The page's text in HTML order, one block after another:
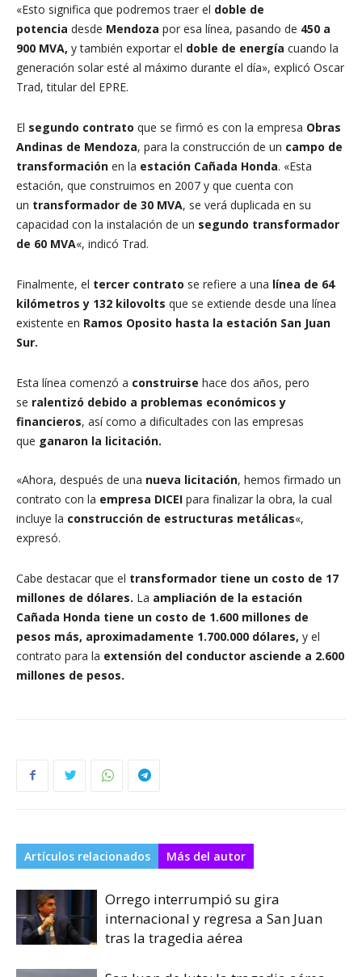
«Esto significa que podremos traer el doble de
potencia desde Mendoza por esa línea, pasando de 450 a
900 MVA, y también exportar el doble de energía cuando la
generación solar esté al máximo durante el día», explicó Oscar
Trad, titular del EPRE.
El segundo contrato que se firmó es con la empresa Obras
Andinas de Mendoza, para la construcción de un campo de
transformación en la estación Cañada Honda. «Esta
estación, que construimos en 2007 y que cuenta con
un transformador de 30 MVA, se verá duplicada en su
capacidad con la instalación de un segundo transformador
de 60 MVA«, indicó Trad.
Finalmente, el tercer contrato se refiere a una línea de 64
kilómetros y 132 kilovolts que se extiende desde una línea
existente en Ramos Oposito hasta la estación San Juan
Sur.
Esta línea comenzó a construirse hace dos años, pero
se ralentizó debido a problemas económicos y
financieros, así como a dificultades con las empresas
que ganaron la licitación.
«Ahora, después de una nueva licitación, hemos firmado un
contrato con la empresa DICEI para finalizar la obra, la cual
incluye la construcción de estructuras metálicas«,
expresó.
Cabe destacar que el transformador tiene un costo de 17
millones de dólares. La ampliación de la estación
Cañada Honda tiene un costo de 1.600 millones de
pesos más, aproximadamente 1.700.000 dólares, y el
contrato para la extensión del conductor asciende a 2.600
millones de pesos.
Artículos relacionados Más del autor
Orrego interrumpió su gira
internacional y regresa a San Juan
tras la tragedia aérea